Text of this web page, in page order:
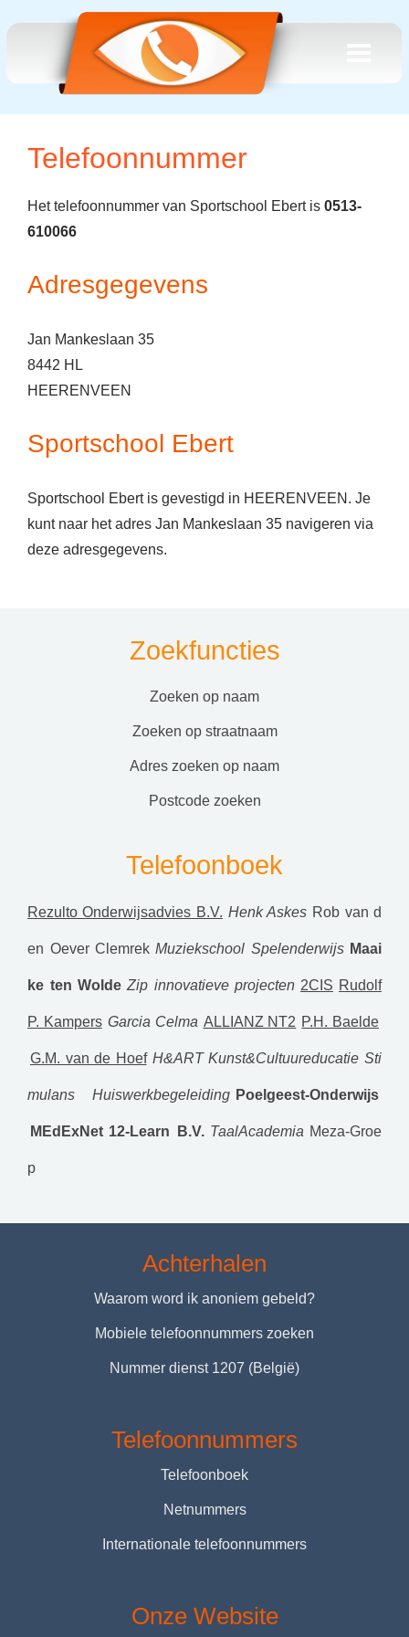
Telefoonnummer
Het telefoonnummer van Sportschool Ebert is 0513-
610066
Adresgegevens
Jan Mankeslaan 35
8442 HL
HEERENVEEN
Sportschool Ebert
Sportschool Ebert is gevestigd in HEERENVEEN. Je
kunt naar het adres Jan Mankeslaan 35 navigeren via
deze adresgegevens.
Zoekfuncties
zoeken op naam
zoeken op straatnaam
adres zoeken op naam
postcode zoeken
Telefoonboek
Rezulto Onderwijsadvies B.V. Henk Askes Rob van d
en Oever Clemrek Muziekschool Spelenderwijs Maai
ke ten Wolde Zip innovatieve projecten 2CIS Rudolf
P. Kampers Garcia Celma ALLIANZ NT2 P.H. Baelde
G.M. van de Hoef H&ART Kunst&Cultuureducatie Sti
mulans Huiswerkbegeleiding Poelgeest-Onderwijs
MEdExNet 12-Learn B.V. TaalAcademia Meza-Groe
p
Achterhalen
Waarom word ik anoniem gebeld?
Mobiele telefoonnummers zoeken
Nummer dienst 1207 (België)
Telefoonnummers
Telefoonboek
Netnummers
Internationale telefoonnummers
Onze Website